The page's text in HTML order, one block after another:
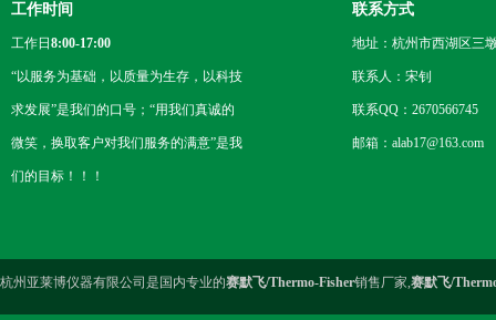
工作时间
工作日 8:00-17:00
“以服务为基础，以质量为生存，以科技
求发展”是我们的口号；“用我们真诚的
微笑，换取客户对我们服务的满意”是我
们的目标！！！
联系方式
地址：杭州市西湖区三
联系人：宋钊
联系QQ：2670566745
邮箱：alab17@163.com
杭州亚莱博仪器有限公司是国内专业的赛默飞/Thermo-Fisher销售厂家,赛默飞/